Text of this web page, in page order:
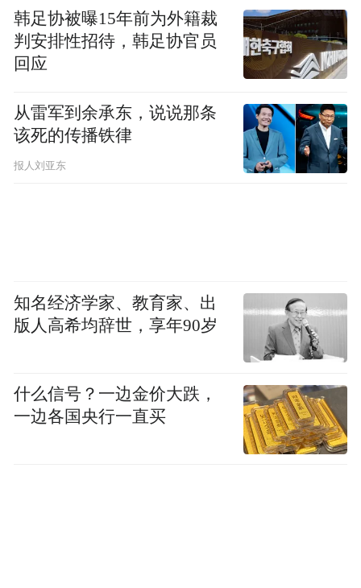
国足集结遥遥无期，届时武磊的百场圆梦之
旅，不知还要等到何时。
从草根少年到国足历史第一射手，99场国家
队征程写满坚守。谁都不愿看见，陪伴国足
走过低谷的功勋老将，因伤病遗憾错失筹备
“特别声明：以上作品内容(包括在内的视频、图片或音
频)为凤凰网旗下自媒体平台“大风号”用户上传并发
Notice: The content above (including the videos,
pictures and audios if any) is uploaded and posted
by the user of Dafeng Hao, which is a social media
platform and merely provides information storage
韩足协被曝15年前为外籍裁
判安排性招待，韩足协官员
回应
从雷军到余承东，说说那条
该死的传播铁律
报人刘亚东
知名经济学家、教育家、出
版人高希均辞世，享年90岁
什么信号？一边金价大跌，
一边各国央行一直买